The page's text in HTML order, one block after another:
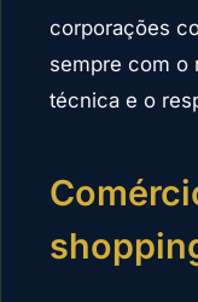
corporações
sempre com o
técnica e o